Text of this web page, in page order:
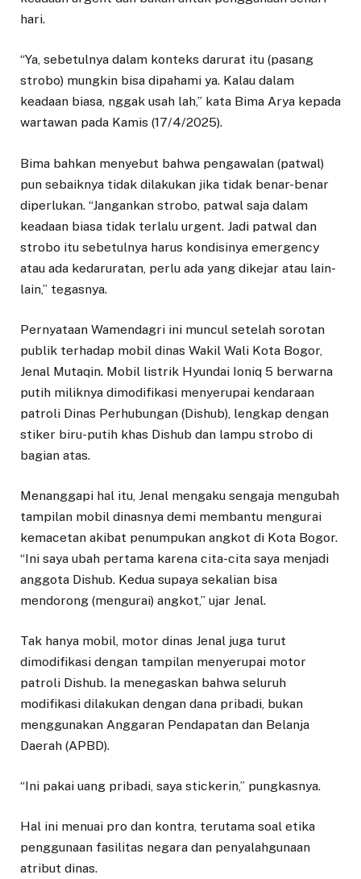
hari.
“Ya, sebetulnya dalam konteks darurat itu (pasang
strobo) mungkin bisa dipahami ya. Kalau dalam
keadaan biasa, nggak usah lah,” kata Bima Arya kepada
wartawan pada Kamis (17/4/2025).
Bima bahkan menyebut bahwa pengawalan (patwal)
pun sebaiknya tidak dilakukan jika tidak benar-benar
diperlukan. “Jangankan strobo, patwal saja dalam
keadaan biasa tidak terlalu urgent. Jadi patwal dan
strobo itu sebetulnya harus kondisinya emergency
atau ada kedaruratan, perlu ada yang dikejar atau lain-
lain,” tegasnya.
Pernyataan Wamendagri ini muncul setelah sorotan
publik terhadap mobil dinas Wakil Wali Kota Bogor,
Jenal Mutaqin. Mobil listrik Hyundai Ioniq 5 berwarna
putih miliknya dimodifikasi menyerupai kendaraan
patroli Dinas Perhubungan (Dishub), lengkap dengan
stiker biru-putih khas Dishub dan lampu strobo di
bagian atas.
Menanggapi hal itu, Jenal mengaku sengaja mengubah
tampilan mobil dinasnya demi membantu mengurai
kemacetan akibat penumpukan angkot di Kota Bogor.
“Ini saya ubah pertama karena cita-cita saya menjadi
anggota Dishub. Kedua supaya sekalian bisa
mendorong (mengurai) angkot,” ujar Jenal.
Tak hanya mobil, motor dinas Jenal juga turut
dimodifikasi dengan tampilan menyerupai motor
patroli Dishub. Ia menegaskan bahwa seluruh
modifikasi dilakukan dengan dana pribadi, bukan
menggunakan Anggaran Pendapatan dan Belanja
Daerah (APBD).
“Ini pakai uang pribadi, saya stickerin,” pungkasnya.
Hal ini menuai pro dan kontra, terutama soal etika
penggunaan fasilitas negara dan penyalahgunaan
atribut dinas.